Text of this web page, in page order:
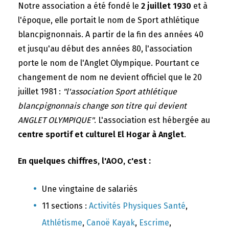
Notre association a été fondé le 2 juillet 1930 et à
l'époque, elle portait le nom de Sport athlétique
blancpignonnais. A partir de la fin des années 40
et jusqu'au début des années 80, l'association
porte le nom de l'Anglet Olympique. Pourtant ce
changement de nom ne devient officiel que le 20
juillet 1981 : "l'association Sport athlétique
blancpignonnais change son titre qui devient
ANGLET OLYMPIQUE". L'association est hébergée au
centre sportif et culturel El Hogar à Anglet.
En quelques chiffres, l'AOO, c'est :
Une vingtaine de salariés
11 sections : Activités Physiques Santé,
Athlétisme, Canoë Kayak, Escrime,